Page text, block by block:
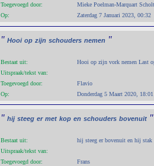
Toegevoegd door:
Mieke Poelman-Marquart
Op:
Zaterdag 7 Januari 2023, 00:32
" Hooi op zijn schouders nemen "
Bestaat uit:
Hooi op zijn vork nemen Last
Uitspraak/tekst van:
Toegevoegd door:
Flavio
Op:
Donderdag 5 Maart 2020, 18:01
" hij steeg er met kop en schouders bovenuit "
Bestaat uit:
hij steeg er bovenuit en hij stak
Uitspraak/tekst van:
Toegevoegd door:
Frans